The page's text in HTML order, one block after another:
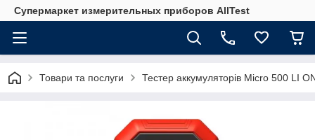
Супермаркет измерительных приборов AllTest
Товари та послуги Тестер аккумуляторів Micro 500 LI